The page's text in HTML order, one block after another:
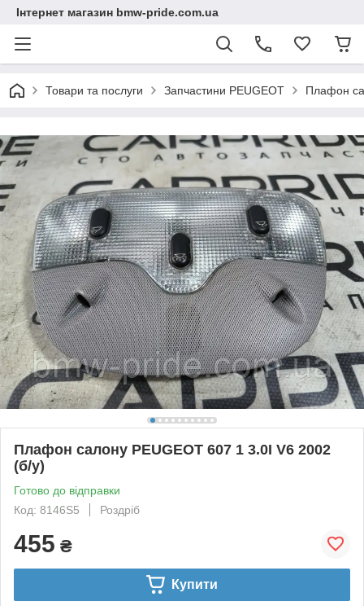
Інтернет магазин bmw-pride.com.ua
Товари та послуги Запчастини PEUGEOT Плафон
Плафон салону PEUGEOT 607 1 3.0I V6 2002
(б/у)
Готово до відправки
Код: 8146S5
Роздріб
455 ₴
Купити